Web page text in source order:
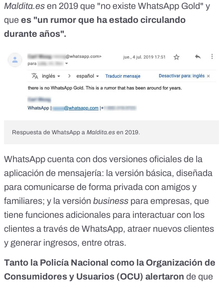
Maldita.es en 2019 que "no existe WhatsApp Gold" y
que es "un rumor que ha estado circulando
durante años".
Respuesta de WhatsApp a Maldita.es en 2019.
WhatsApp cuenta con dos versiones oficiales de la
aplicación de mensajería: la versión básica, diseñada
para comunicarse de forma privada con amigos y
familiares; y la versión business para empresas, que
tiene funciones adicionales para interactuar con los
clientes a través de WhatsApp, atraer nuevos clientes
y generar ingresos, entre otras.
Tanto laPolicía Nacional como laOrganización de
Consumidores y Usuarios (OCU) alertaron de que